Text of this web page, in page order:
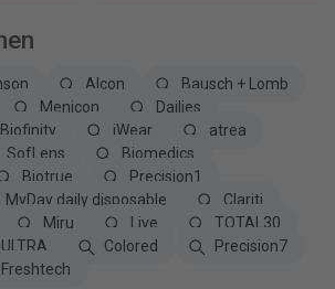
Alcon
Bausch + Lomb
Menicon
Dailies
Biofinity iWear
atrea
SofLens
Biomedics
Biotrue
Precision1
MyDay daily disposable
Clariti
Miru Live
TOTAL30
Colored
Precision7
Freshtech